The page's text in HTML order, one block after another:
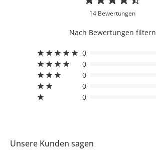
14 Bewertungen
Nach Bewertungen filtern
0
0
0
0
0
Unsere Kunden sagen